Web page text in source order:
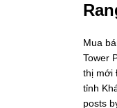
Mua
Tower
thị mới
tỉnh
posts